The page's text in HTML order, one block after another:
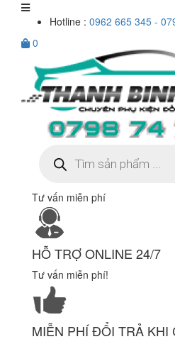
Hotline : 0962 665 345 -
0
kiếm
sản
Tư vấn miễn phí
HỖ TRỢ ONLINE 24/7
Tư vấn miễn phí!
MIỄN PHÍ ĐỔI TRẢ KHI